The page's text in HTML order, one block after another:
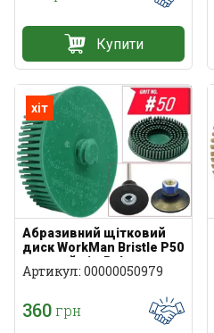
Купити
хіт
Абразивний щітковий
диск WorkMan Bristle Р50
зелений під Roloc
Артикул: 00000050979
360грн